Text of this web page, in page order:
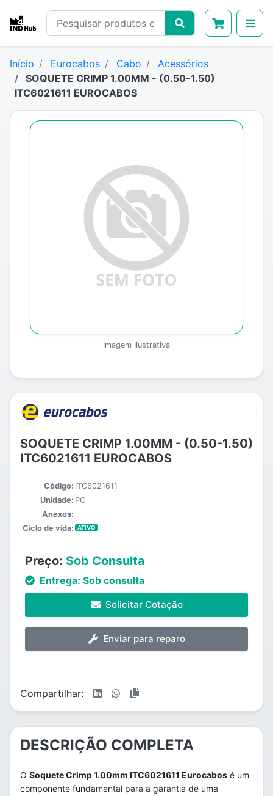
Início Eurocabos Cabo
Acessórios
SOQUETE CRIMP 1.00MM - (0.50-1.50)
ITC6021611 EUROCABOS
Imagem Ilustrativa
SOQUETE CRIMP 1.00MM - (0.50-1.50)
ITC6021611 EUROCABOS
Código: ITC6021611
Unidade: PC
Anexos:
Ciclo de vida:
ATIVO
Preço: Sob Consulta
Entrega: Sob consulta
Solicitar Cotação
Enviar para reparo
Compartilhar:
DESCRIÇÃO COMPLETA
O Soquete Crimp 1.00mm ITC6021611 Eurocabos é um
componente fundamental para a garantia de uma